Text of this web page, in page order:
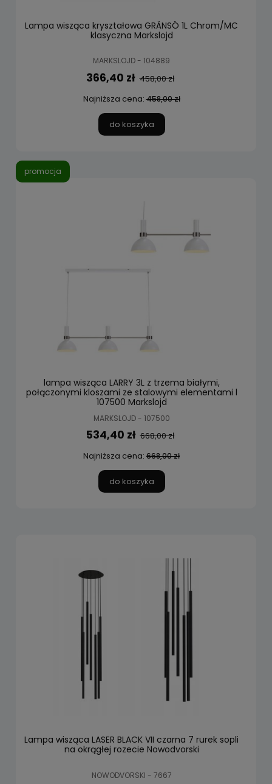
Lampa wisząca kryształowa GRÄNSÖ 1L Chrom/MC
klasyczna Markslojd
MARKSLOJD - 104889
366,40 zł 458,00 zł
Najniższa cena:458,00 zł
do koszyka
lampa wisząca LARRY 3L z trzema białymi,
połączonymi kloszami ze stalowymi elementami l
107500 Markslojd
MARKSLOJD - 107500
534,40 zł 668,00 zł
Najniższa cena: 668,00 zł
do koszyka
promocja
Lampa wisząca LASER BLACK VII czarna 7 rurek sopli
na okrągłej rozecie Nowodvorski
NOWODVORSKI - 7667